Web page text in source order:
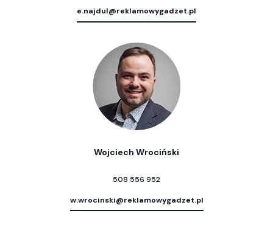
e.najdul@reklamowygadzet.pl
Wojciech Wrociński
508 556 952
w.wrocinski@reklamowygadzet.pl